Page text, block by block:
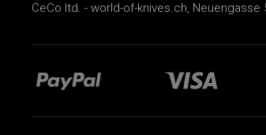
CeCo ltd. - world-of-knives.ch, Neuengasse